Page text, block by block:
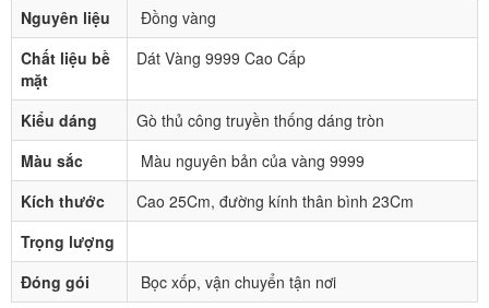
Nguyên liệu
Đồng vàng
Chất liệu bề
mặt
Dát Vàng 9999 Cao Cấp
Kiểu dáng
Gò thủ công truyền thống dáng tròn
Màu sắc
Màu nguyên bản của vàng 9999
Kích thước
Cao 25Cm, đường kính thân bình 23Cm
Trọng lượng
Đóng gói
Bọc xốp, vận chuyển tận nơi